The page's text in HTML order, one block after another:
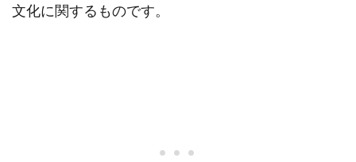
文化に関するものです。